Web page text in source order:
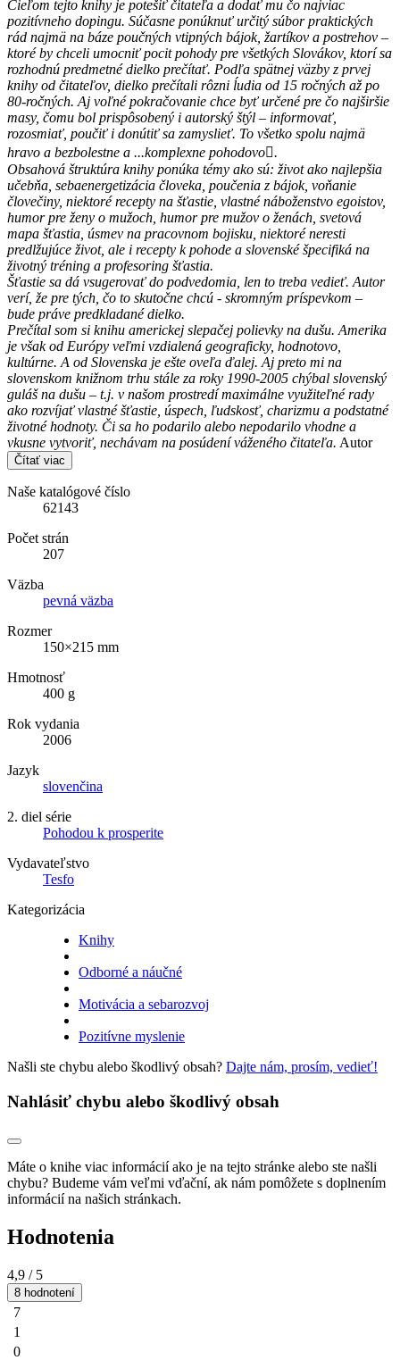
Cieľom tejto knihy je potešiť čitateľa a dodať mu čo najviac
pozitívneho dopingu. Súčasne ponúknuť určitý súbor praktických
rád najmä na báze poučných vtipných bájok, žartíkov a postrehov –
ktoré by chceli umocniť pocit pohody pre všetkých Slovákov, ktorí sa
rozhodnú predmetné dielko prečítať. Podľa spätnej väzby z prvej
knihy od čitateľov, dielko prečítali rôzni ĺudia od 15 ročných až po
80-ročných. Aj voľné pokračovanie chce byť určené pre čo najširšie
masy, čomu bol prispôsobený i autorský štýl – informovať,
rozosmiať, poučiť i donútiť sa zamyslieť. To všetko spolu najmä
hravo a bezbolestne a ...komplexne pohodovo.
Obsahová štruktúra knihy ponúka témy ako sú: život ako najlepšia
učebňa, sebaenergetizácia človeka, poučenia z bájok, voňanie
človečiny, niektoré recepty na šťastie, vlastné náboženstvo egoistov,
humor pre ženy o mužoch, humor pre mužov o ženách, svetová
mapa šťastia, úsmev na pracovnom bojisku, niektoré neresti
predlžujúce život, ale i recepty k pohode a slovenské špecifiká na
životný tréning a profesoring šťastia.
Šťastie sa dá vsugerovať do podvedomia, len to treba vedieť. Autor
verí, že pre tých, čo to skutočne chcú - skromným príspevkom –
bude práve predkladané dielko.
Prečítal som si knihu americkej slepačej polievky na dušu. Amerika
je však od Európy veľmi vzdialená geograficky, hodnotovo,
kultúrne. A od Slovenska je ešte oveľa ďalej. Aj preto mi na
slovenskom knižnom trhu stále za roky 1990-2005 chýbal slovenský
guláš na dušu – t.j. v našom prostredí maximálne využiteľné rady
ako rozvíjať vlastné šťastie, úspech, ľudskosť, charizmu a podstatné
životné hodnoty. Či sa ho podarilo alebo nepodarilo vhodne a
vkusne vytvoriť, nechávam na posúdení váženého čitateľa. Autor
Čítať viac
Naše katalógové číslo
62143
Počet strán
207
Väzba
pevná väzba
Rozmer
150×215 mm
Hmotnosť
400 g
Rok vydania
2006
Jazyk
slovenčina
2. diel série
Pohodou k prosperite
Vydavateľstvo
Tesfo
Kategorizácia
Knihy
Odborné a náučné
Motivácia a sebarozvoj
Pozitívne myslenie
Našli ste chybu alebo škodlivý obsah? Dajte nám, prosím, vedieť!
Nahlásiť chybu alebo škodlivý obsah
Máte o knihe viac informácií ako je na tejto stránke alebo ste našli
chybu? Budeme vám veľmi vďační, ak nám pomôžete s doplnením
informácií na našich stránkach.
Hodnotenia
4,9 / 5
8 hodnotení
7
1
0